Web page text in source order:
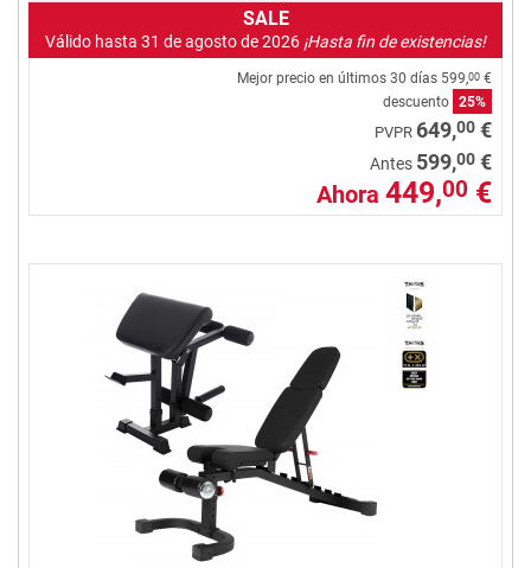
SALE
Válido hasta 31 de agosto de 2026 ¡Hasta fin de existencias!
Mejor precio en últimos 30 días 599,00 €
descuento 25%
PVPR 649,00 €
Antes 599,00 €
Ahora 449,00 €